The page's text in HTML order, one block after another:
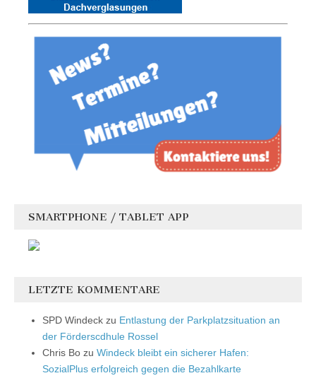
SMARTPHONE / TABLET APP
LETZTE KOMMENTARE
SPD Windeck zu Entlastung der Parkplatzsituation an
der Förderscdhule Rossel
Chris Bo zu Windeck bleibt ein sicherer Hafen:
SozialPlus erfolgreich gegen die Bezahlkarte